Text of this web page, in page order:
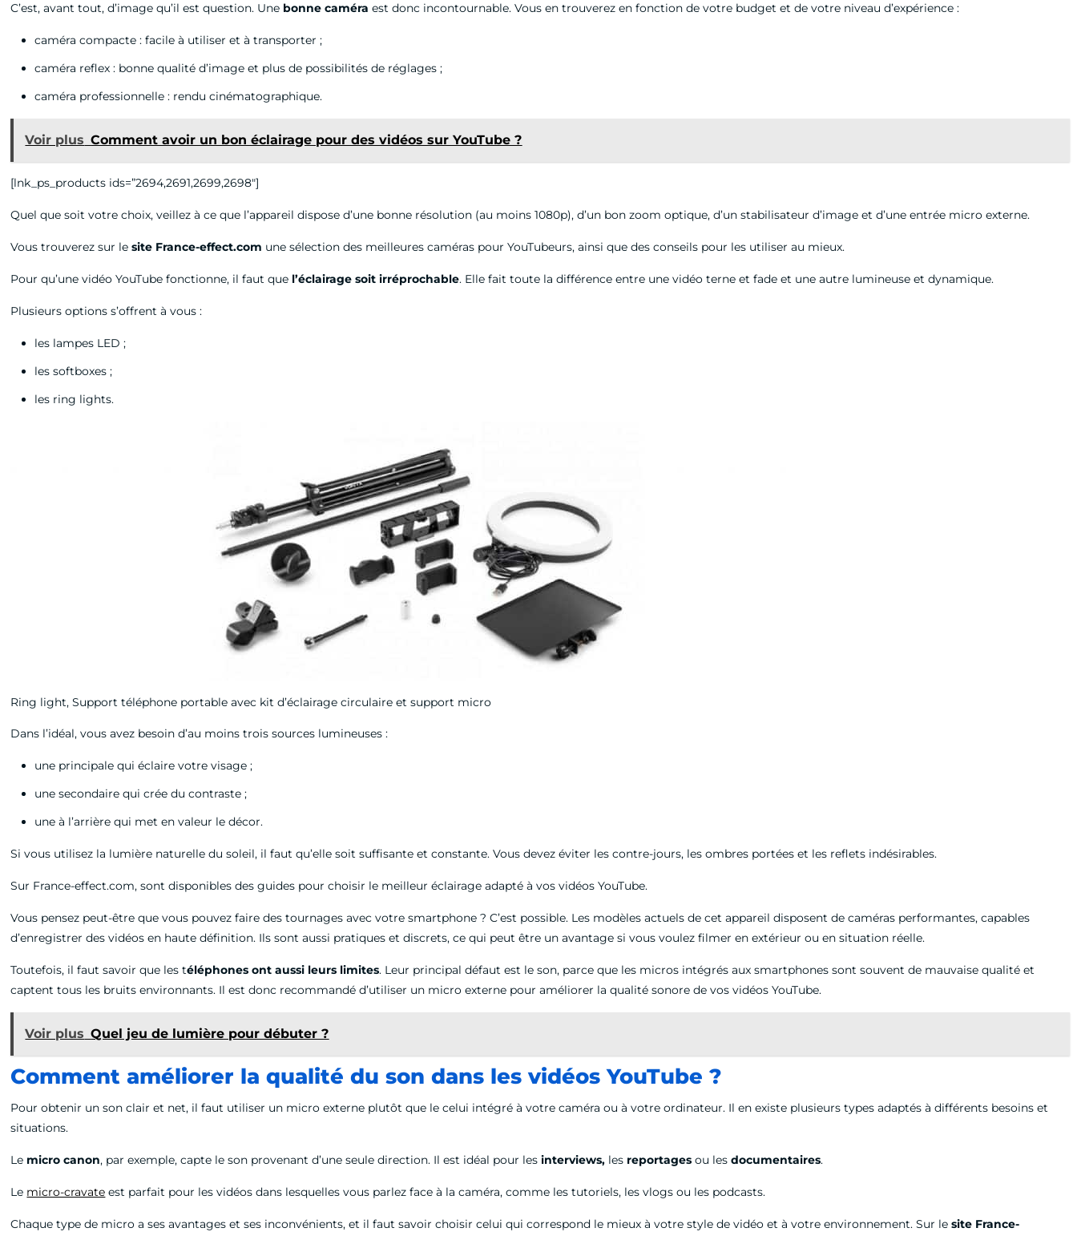
C’est, avant tout, d’image qu’il est question. Une bonne caméra est donc incontournable. Vous en trouverez en fonction de votre budget et de votre niveau d’expérience :
caméra compacte : facile à utiliser et à transporter ;
caméra reflex : bonne qualité d’image et plus de possibilités de réglages ;
caméra professionnelle : rendu cinématographique.
Voir plus Comment avoir un bon éclairage pour des vidéos sur YouTube ?
[lnk_ps_products ids=”2694,2691,2699,2698″]
Quel que soit votre choix, veillez à ce que l’appareil dispose d’une bonne résolution (au moins 1080p), d’un bon zoom optique, d’un stabilisateur d’image et d’une entrée micro externe.
Vous trouverez sur lesite France-effect.com une sélection des meilleures caméras pour YouTubeurs, ainsi que des conseils pour les utiliser au mieux.
Pour qu’une vidéo YouTube fonctionne, il faut que l’éclairage soit irréprochable. Elle fait toute la différence entre une vidéo terne et fade et une autre lumineuse et dynamique.
Plusieurs options s’offrent à vous :
les lampes LED ;
les softboxes ;
les ring lights.
Ring light, Support téléphone portable avec kit d’éclairage circulaire et support micro
Dans l’idéal, vous avez besoin d’au moins trois sources lumineuses :
une principale qui éclaire votre visage ;
une secondaire qui crée du contraste ;
une à l’arrière qui met en valeur le décor.
Si vous utilisez la lumière naturelle du soleil, il faut qu’elle soit suffisante et constante. Vous devez éviter les contre-jours, les ombres portées et les reflets indésirables.
Sur France-effect.com, sont disponibles des guides pour choisir le meilleur éclairage adapté à vos vidéos YouTube.
Vous pensez peut-être que vous pouvez faire des tournages avec votre smartphone ? C’est possible. Les modèles actuels de cet appareil disposent de caméras performantes, capables
d’enregistrer des vidéos en haute définition. Ils sont aussi pratiques et discrets, ce qui peut être un avantage si vous voulez filmer en extérieur ou en situation réelle.
Toutefois, il faut savoir que les téléphones ont aussi leurs limites. Leur principal défaut est le son, parce que les micros intégrés aux smartphones sont souvent de mauvaise qualité et
captent tous les bruits environnants. Il est donc recommandé d’utiliser un micro externe pour améliorer la qualité sonore de vos vidéos YouTube.
Voir plus Quel jeu de lumière pour débuter ?
Comment améliorer la qualité du son dans les vidéos YouTube ?
Pour obtenir un son clair et net, il faut utiliser un micro externe plutôt que le celui intégré à votre caméra ou à votre ordinateur. Il en existe plusieurs types adaptés à différents besoins et
situations.
Le micro canon, par exemple, capte le son provenant d’une seule direction. Il est idéal pour les interviews, les reportagesou les documentaires.
Le micro-cravate est parfait pour les vidéos dans lesquelles vous parlez face à la caméra, comme les tutoriels, les vlogs ou les podcasts.
Chaque type de micro a ses avantages et ses inconvénients, et il faut savoir choisir celui qui correspond le mieux à votre style de vidéo et à votre environnement. Sur lesite France-